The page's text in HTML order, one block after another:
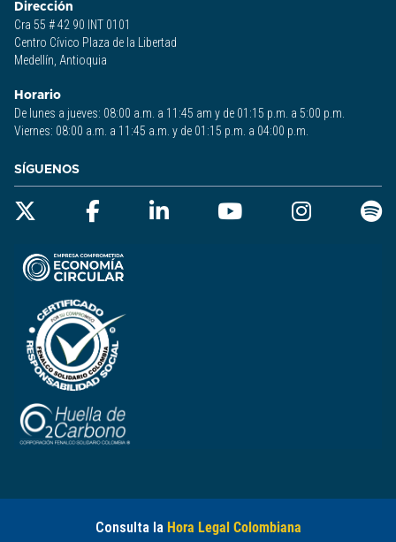
Dirección
Cra 55 # 42 90 INT 0101
Centro Cívico Plaza de la Libertad
Medellín, Antioquia
Horario
De lunes a jueves: 08:00 a.m. a 11:45 am y de 01:15 p.m. a 5:00 p.m.
Viernes: 08:00 a.m. a 11:45 a.m. y de 01:15 p.m. a 04:00 p.m.
SÍGUENOS
Consulta la Hora Legal Colombiana